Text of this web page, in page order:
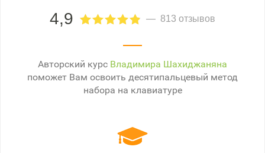
4,9 813 отзывов
Авторский курс Владимира Шахиджаняна
поможет Вам освоить десятипальцевый метод
набора на клавиатуре